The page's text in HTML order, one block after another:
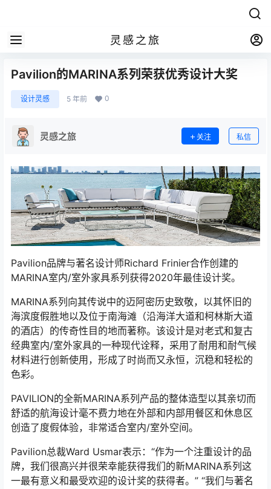
灵感之旅
Pavilion的MARINA系列荣获优秀设计大奖
设计灵感 5 年前 0
灵感之旅 关注 私信
Pavilion品牌与著名设计师Richard Frinier合作创建的
MARINA室内/室外家具系列获得2020年最佳设计奖。
MARINA系列向其传说中的迈阿密历史致敬，以其怀旧的
海滨度假胜地以及位于南海滩（沿海洋大道和柯林斯大道
的酒店）的传奇性目的地而著称。该设计是对老式和复古
经典室内/室外家具的一种现代诠释，采用了耐用和耐气候
材料进行创新使用，形成了时尚而又永恒，沉稳和轻松的
色彩。
PAVILION的全新MARINA系列产品的整体造型以其亲切而
舒适的航海设计毫不费力地在外部和内部用餐区和休息区
创造了度假体验，非常适合室内/室外空间。
Pavilion总裁Ward Usmar表示：“作为一个注重设计的品
牌，我们很高兴并很荣幸能获得我们的新MARINA系列这
一最有意义和最受欢迎的设计奖的获得者。” “我们与著名